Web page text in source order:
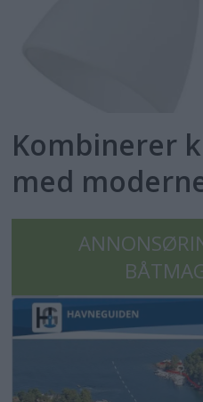
Kombinerer
med